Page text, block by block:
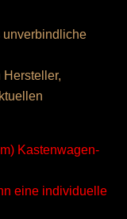
Kastenwagen-
eine individuelle